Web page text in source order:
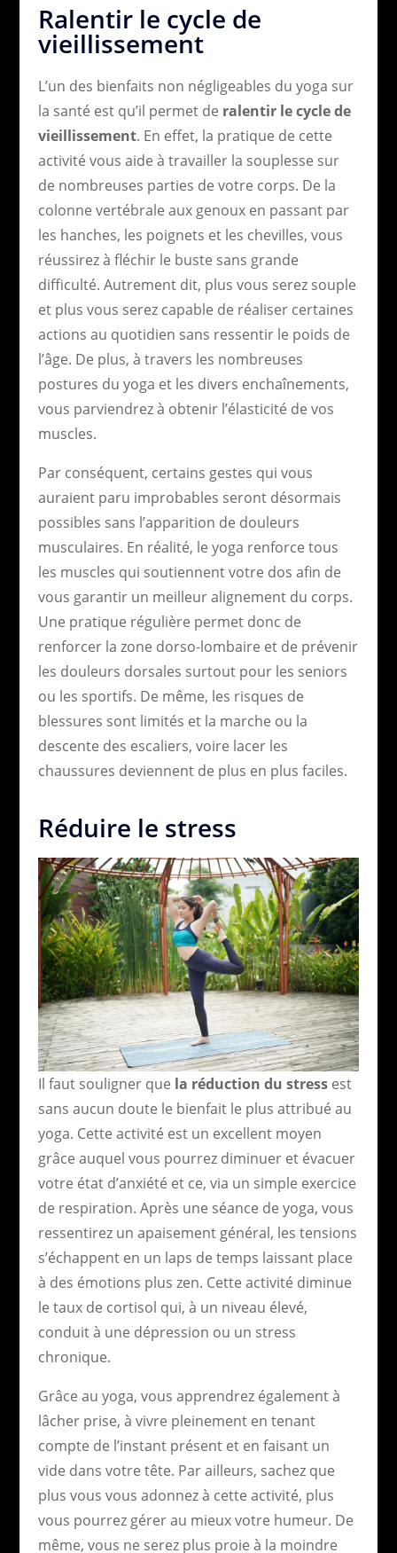
Ralentir le cycle de
vieillissement
L’un des bienfaits non négligeables du yoga sur
la santé est qu’il permet de ralentir le cycle de
vieillissement. En effet, la pratique de cette
activité vous aide à travailler la souplesse sur
de nombreuses parties de votre corps. De la
colonne vertébrale aux genoux en passant par
les hanches, les poignets et les chevilles, vous
réussirez à fléchir le buste sans grande
difficulté. Autrement dit, plus vous serez souple
et plus vous serez capable de réaliser certaines
actions au quotidien sans ressentir le poids de
l’âge. De plus, à travers les nombreuses
postures du yoga et les divers enchaînements,
vous parviendrez à obtenir l’élasticité de vos
muscles.
Par conséquent, certains gestes qui vous
auraient paru improbables seront désormais
possibles sans l’apparition de douleurs
musculaires. En réalité, le yoga renforce tous
les muscles qui soutiennent votre dos afin de
vous garantir un meilleur alignement du corps.
Une pratique régulière permet donc de
renforcer la zone dorso-lombaire et de prévenir
les douleurs dorsales surtout pour les seniors
ou les sportifs. De même, les risques de
blessures sont limités et la marche ou la
descente des escaliers, voire lacer les
chaussures deviennent de plus en plus faciles.
Réduire le stress
Il faut souligner que la réduction du stressest
sans aucun doute le bienfait le plus attribué au
yoga. Cette activité est un excellent moyen
grâce auquel vous pourrez diminuer et évacuer
votre état d’anxiété et ce, via un simple exercice
de respiration. Après une séance de yoga, vous
ressentirez un apaisement général, les tensions
s’échappent en un laps de temps laissant place
à des émotions plus zen. Cette activité diminue
le taux de cortisol qui, à un niveau élevé,
conduit à une dépression ou un stress
chronique.
Grâce au yoga, vous apprendrez également à
lâcher prise, à vivre pleinement en tenant
compte de l’instant présent et en faisant un
vide dans votre tête. Par ailleurs, sachez que
plus vous vous adonnez à cette activité, plus
vous pourrez gérer au mieux votre humeur. De
même, vous ne serez plus proie à la moindre